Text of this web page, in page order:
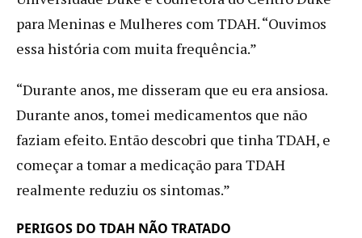
para Meninas e Mulheres com TDAH. “Ouvimos
essa história com muita frequência.”
“Durante anos, me disseram que eu era ansiosa.
Durante anos, tomei medicamentos que não
faziam efeito. Então descobri que tinha TDAH, e
começar a tomar a medicação para TDAH
realmente reduziu os sintomas.”
PERIGOS DO TDAH NÃO TRATADO